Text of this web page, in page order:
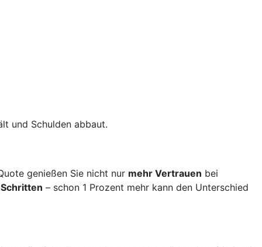
und Schulden abbaut.
genießen Sie nicht nur mehr Vertrauen bei
– schon 1 Prozent mehr kann den Unterschied